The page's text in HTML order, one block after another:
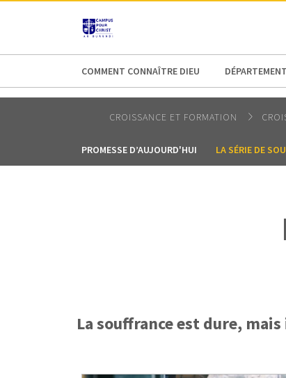
AFRICA
COMMENT CONNAÎTRE DIEU
CROISSANCE ET FORMATION
PROMESSE D’AUJOURD'HUI LA SÉRIE DE
La souffrance est dure,